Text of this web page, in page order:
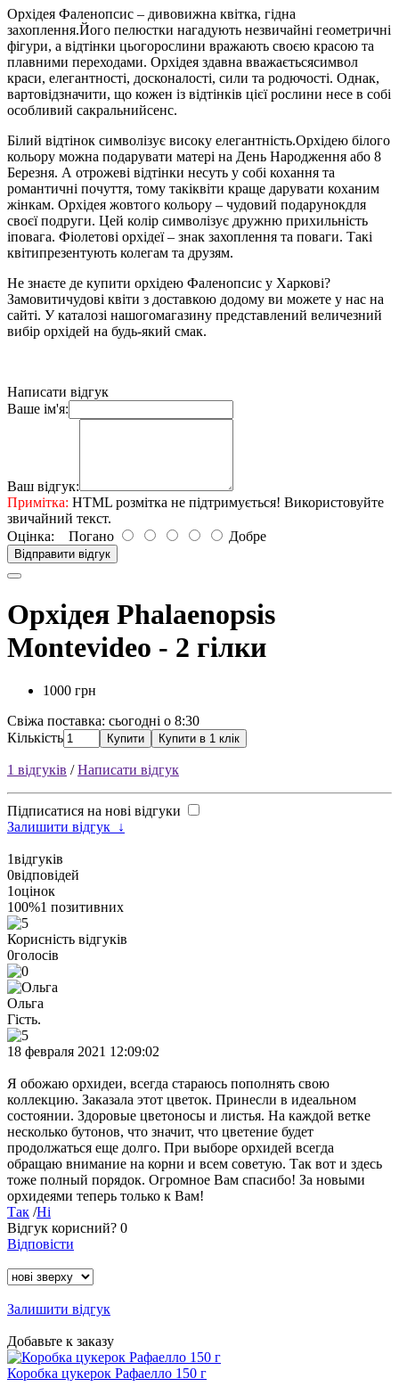
Орхідея Фаленопсис – дивовижна квітка, гідна
захоплення.Його пелюстки нагадують незвичайні геометричні
фігури, а відтінки цьогорослини вражають своєю красою та
плавними переходами. Орхідея здавна вважаєтьсясимвол
краси, елегантності, досконалості, сили та родючості. Однак,
вартовідзначити, що кожен із відтінків цієї рослини несе в собі
особливий сакральнийсенс.
Білий відтінок символізує високу елегантність.Орхідею білого
кольору можна подарувати матері на День Народження або 8
Березня. А отрожеві відтінки несуть у собі кохання та
романтичні почуття, тому такіквіти краще дарувати коханим
жінкам. Орхідея жовтого кольору – чудовий подарунокдля
своєї подруги. Цей колір символізує дружню прихильність
іповага. Фіолетові орхідеї – знак захоплення та поваги. Такі
квітипрезентують колегам та друзям.
Не знаєте де купити орхідею Фаленопсис у Харкові?
Замовитичудові квіти з доставкою додому ви можете у нас на
сайті. У каталозі нашогомагазину представлений величезний
вибір орхідей на будь-який смак.
Написати відгук
Ваше ім'я:
Ваш відгук:
Примітка: HTML розмітка не підтримується! Використовуйте
звичайний текст.
Оцінка: Погано Добре
Відправити відгук
Орхідея Phalaenopsis
Montevideo - 2 гілки
1000 грн
Свіжа поставка: сьогодні о 8:30
Кількість
Купити Купити в 1 клік
1 відгуків /Написати відгук
Підписатися на нові відгуки
Залишити відгук ↓
1відгуків
0відповідей
1оцінок
100%1 позитивних
Корисність відгуків
0голосів
Ольга
Гість.
18 февраля 2021 12:09:02
Я обожаю орхидеи, всегда стараюсь пополнять свою
коллекцию. Заказала этот цветок. Принесли в идеальном
состоянии. Здоровые цветоносы и листья. На каждой ветке
несколько бутонов, что значит, что цветение будет
продолжаться еще долго. При выборе орхидей всегда
обращаю внимание на корни и всем советую. Так вот и здесь
тоже полный порядок. Огромное Вам спасибо! За новыми
орхидеями теперь только к Вам!
Так /Ні
Відгук корисний? 0
Відповісти
Залишити відгук
Добавьте к заказу
Коробка цукерок Рафаелло 150 г